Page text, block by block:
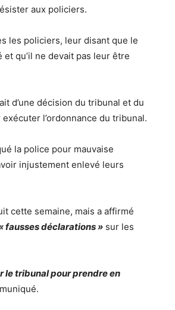
aux policiers.
les policiers, leur disant que le
qu’il ne devait pas leur être
d’une décision du tribunal et du
l’ordonnance du tribunal.
la police pour mauvaise
injustement enlevé leurs
cette semaine, mais a affirmé
fausses déclarations » sur les
le tribunal pour prendre en